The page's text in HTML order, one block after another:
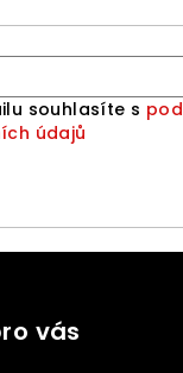
souhlasíte s
údajů
vás